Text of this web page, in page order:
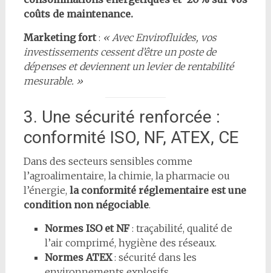
coûts de maintenance.
Marketing fort: « Avec Envirofluides, vos
investissements cessent d’être un poste de
dépenses et deviennent un levier de rentabilité
mesurable. »
3. Une sécurité renforcée :
conformité ISO, NF, ATEX, CE
Dans des secteurs sensibles comme
l’agroalimentaire, la chimie, la pharmacie ou
l’énergie, la conformité réglementaire est une
condition non négociable.
Normes ISO et NF: traçabilité, qualité de
l’air comprimé, hygiène des réseaux.
Normes ATEX: sécurité dans les